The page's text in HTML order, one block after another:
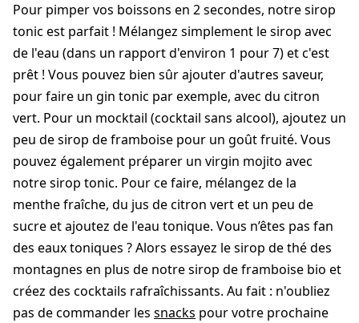
Pour pimper vos boissons en 2 secondes, notre sirop
tonic est parfait ! Mélangez simplement le sirop avec
de l'eau (dans un rapport d'environ 1 pour 7) et c'est
prêt ! Vous pouvez bien sûr ajouter d'autres saveur,
pour faire un gin tonic par exemple, avec du citron
vert. Pour un mocktail (cocktail sans alcool), ajoutez un
peu de sirop de framboise pour un goût fruité. Vous
pouvez également préparer un virgin mojito avec
notre sirop tonic. Pour ce faire, mélangez de la
menthe fraîche, du jus de citron vert et un peu de
sucre et ajoutez de l'eau tonique. Vous n’êtes pas fan
des eaux toniques ? Alors essayez le sirop de thé des
montagnes en plus de notre sirop de framboise bio et
créez des cocktails rafraîchissants. Au fait : n'oubliez
pas de commander les snacks pour votre prochaine